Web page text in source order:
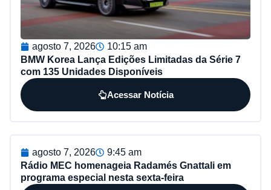
agosto 7, 2026
10:15 am
BMW Korea Lança Edições Limitadas da Série 7
com 135 Unidades Disponíveis
Acessar Notícia
agosto 7, 2026
9:45 am
Rádio MEC homenageia Radamés Gnattali em
programa especial nesta sexta-feira